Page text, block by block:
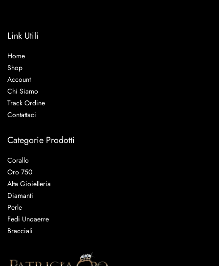
Categorie Prodotti
Corallo
Oro 750
Alta Gioielleria
Diamanti
Perle
Fedi Unoaerre
Bracciali
Link Utili
Home
Shop
Account
Chi Siamo
Track Ordine
Contattaci